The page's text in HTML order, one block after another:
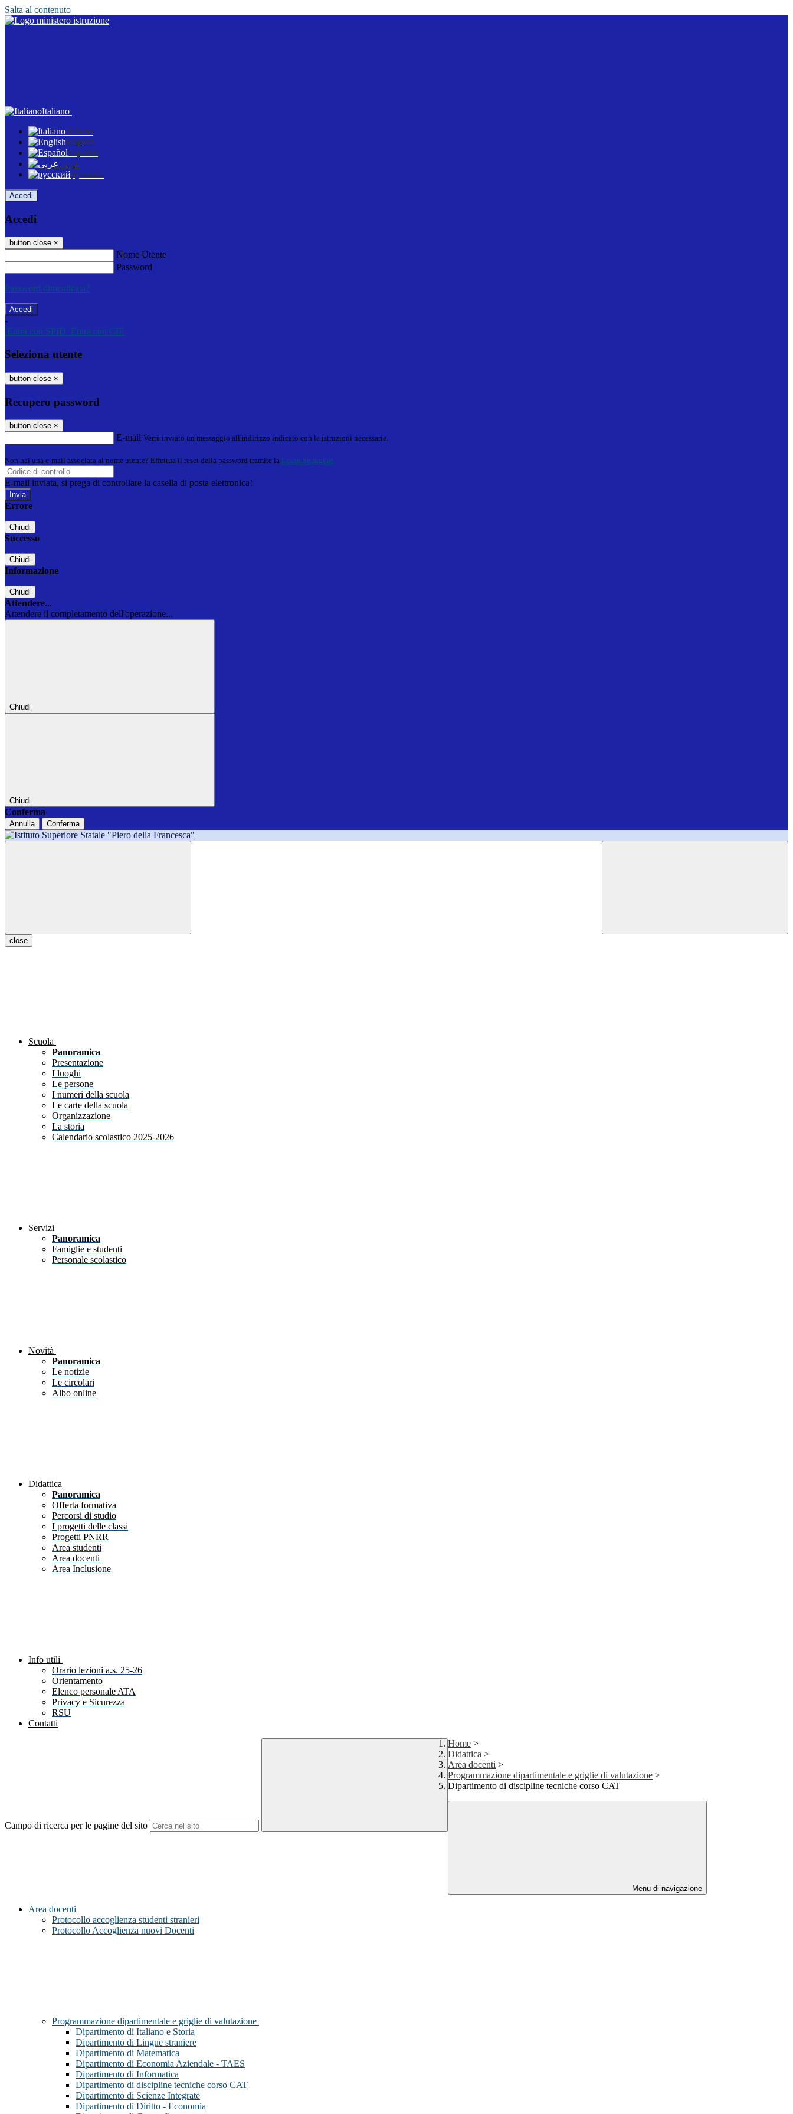
Salta al contenuto
Italiano
Italiano
English
Español
عربى
русский
Accedi
Accedi
button close ×
Nome Utente
Password
Password dimenticata?
-
Entra con SPID Entra con CIE
Seleziona utente
button close ×
Recupero password
button close ×
E-mail Verrà inviato un messaggio all'indirizzo indicato con le istruzioni necessarie.
Non hai una e-mail associata al nome utente? Effettua il reset della password tramite la Login Spaggiari
E-mail inviata, si prega di controllare la casella di posta elettronica!
Errore
Chiudi
Successo
Chiudi
Informazione
Chiudi
Attendere...
Attendere il completamento dell'operazione...
Chiudi
Chiudi
Conferma
Annulla Conferma
close
Scuola
Panoramica
Presentazione
I luoghi
Le persone
I numeri della scuola
Le carte della scuola
Organizzazione
La storia
Calendario scolastico 2025-2026
Servizi
Panoramica
Famiglie e studenti
Personale scolastico
Novità
Panoramica
Le notizie
Le circolari
Albo online
Didattica
Panoramica
Offerta formativa
Percorsi di studio
I progetti delle classi
Progetti PNRR
Area studenti
Area docenti
Area Inclusione
Info utili
Orario lezioni a.s. 25-26
Orientamento
Elenco personale ATA
Privacy e Sicurezza
RSU
Contatti
Campo di ricerca per le pagine del sito
Home >
Didattica >
Area docenti >
Programmazione dipartimentale e griglie di valutazione >
Dipartimento di discipline tecniche corso CAT
Menu di navigazione
Area docenti
Protocollo accoglienza studenti stranieri
Protocollo Accoglienza nuovi Docenti
Programmazione dipartimentale e griglie di valutazione
Dipartimento di Italiano e Storia
Dipartimento di Lingue straniere
Dipartimento di Matematica
Dipartimento di Economia Aziendale - TAES
Dipartimento di Informatica
Dipartimento di discipline tecniche corso CAT
Dipartimento di Scienze Integrate
Dipartimento di Diritto - Economia